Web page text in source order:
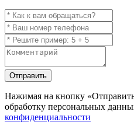
Отправить
Нажимая на кнопку
обработку персональных
конфиденциальности